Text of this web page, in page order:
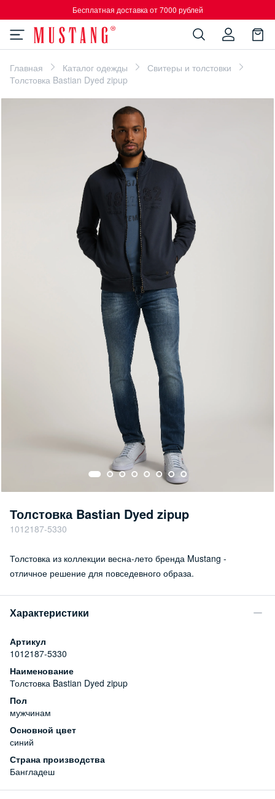
Бесплатная доставка от 7000 рублей
Главная Каталог одежды
Свитеры и толстовки
Толстовка Bastian Dyed zipup
Толстовка Bastian Dyed zipup
1012187-5330
Толстовка из коллекции весна-лето бренда Mustang -
отличное решение для повседевного образа.
Характеристики
Артикул
1012187-5330
Наименование
Толстовка Bastian Dyed zipup
Пол
мужчинам
Основной цвет
синий
Страна производства
Бангладеш